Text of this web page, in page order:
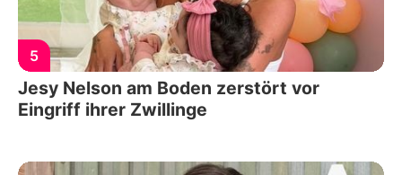
5
Jesy Nelson am Boden zerstört vor
Eingriff ihrer Zwillinge